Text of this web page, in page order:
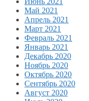
Май 2021
Апрель 2021
Март 2021
Февраль 2021
Январь 2021
Декабрь 2020
Ноябрь 2020
Октябрь 2020
Сентябрь 2020
Август 2020